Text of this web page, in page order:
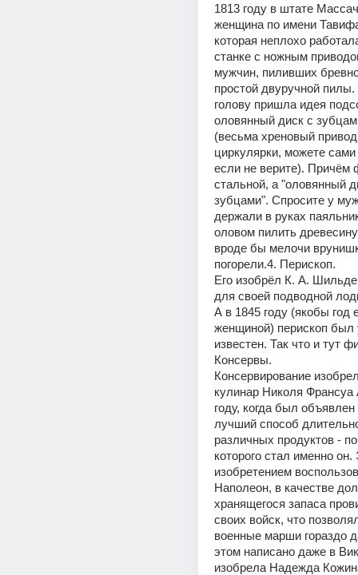
1813 году в штате
женщина по имени
которая неплохо
станке с ножным
мужчин, пиливших
простой двуручной пилы.
голову пришла идея
оловянный диск с
(весьма хреновый
циркулярки, можете
если не верите). Причём
стальной, а "оловянный
зубцами". Спросите у
держали в руках
оловом пилить
вроде бы мелочи
погорели.4. Перископ.
Его изобрёл К. А.
для своей подводной
А в 1845 году (якобы год
женщиной) перископ был
известен. Так что и тут
Консервы.
Консервирование
кулинар Николя Франсуа
году, когда был объявлен
лучший способ
различных продуктов -
которого стал именно
изобретением
Наполеон, в качестве
хранящегося запаса
своих войск, что
военные марши гораздо
этом написано даже в
изобрела Надежда